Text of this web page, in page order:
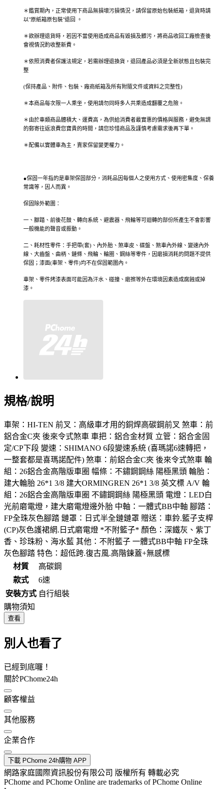
＊鑑賞期內，正常使用下商品無損壞污損情況，請保留原始包裝紙箱，退貨時請
以"原紙箱原包裝"退回 。
＊欲辦理退貨時，若因不當使用造成商品有毀損及髒污，將商品收回工廠檢查後
會視情況酌收整新費。
＊依照消費者保護法規定，若需辦理退換貨，退回產品必須是全新狀態且包裝完
整
(保持產品、附件、包裝、廠商紙箱及所有附隨文件或資料之完整性)
＊本商品每次限一人乘坐，使用請勿同時多人共乘造成翻覆之危險。
＊由於車類商品體積大、運費高，為供給消費者最實惠的價格與服務，避免無謂
的郵寄往返浪費您寶貴的時間，請您珍惜商品及謹慎考慮需求後再下單。
＊配備以實體車為主，賣家保留變更權力。
●保固一年指的是車架保固部分，消耗品因每個人之使用方式、使用密集度、保養
常識等，因人而異。
保固除外範圍：
一、腳踏、前後花鼓、轉向系統、避震器、飛輪等可迴轉的部份所產生不會影響
一般機能的聲音或振動。
二、耗材性零件：手把帶(套)、內外胎、煞車皮、碟盤、煞車內外線、變速內外
線、大齒盤、曲柄、鏈條、飛輪、輪圈、鋼絲等零件，因磨損消耗的問題不提供
保固；漆面(車架、零件)均不在保固範圍內。
車架、零件烤漆表面可能因為汗水、碰撞、磨擦等外在環境因素造成腐蝕或掉
漆。
規格/說明
車架：HI-TEN 前叉：高級車才用的銅焊高碳鋼前叉 煞車：前
鋁合金C夾 後來令式煞車 車把：鋁合金材質 立管：鋁合金固
定/CP下段 變速：SHIMANO 6段變速系統 (喜瑪諾6速轉把，
一整套都是喜瑪諾配件) 煞車：前鋁合金C夾 後來令式煞車 輪
組：26鋁合金高階版車圈 幅條：不鏽鋼鋼絲 陽極黑頭 輪胎：
建大輪胎 26*1 3/8 建大ORMINGREN 26*1 3/8 英文標 A/V 輪
組：26鋁合金高階版車圈 不鏽鋼鋼絲 陽極黑頭 電燈：LED白
光前磨電燈，建大磨電燈邊外胎 中軸：一體式BB中軸 腳踏：
FP全珠灰色腳踏 鏈罩：日式半全鏈鏈罩 贈送：車鈴.籃子支桿
(CP)灰色護裙網.日式磨電燈 *不附籃子* 顏色：深鐵灰、紫丁
香、珍珠粉、海水藍 其他：不附籃子 一體式BB中軸 FP全珠
灰色腳踏 特色：超低跨.復古風.高階鍊蓋+無感標
材質
高碳鋼
款式
6速
安裝方式 自行組裝
購物須知
查看
別人也看了
已經到底囉！
關於PChome24h
顧客權益
其他服務
企業合作
下載 PChome 24h購物 APP
網路家庭國際資訊股份有限公司 版權所有 轉載必究
PChome and PChome Online are trademarks of PChome Online